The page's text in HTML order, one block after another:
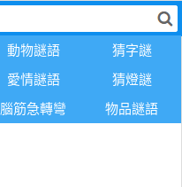
動物謎語
猜字謎
愛情謎語
猜燈謎
腦筋急轉彎 物品謎語